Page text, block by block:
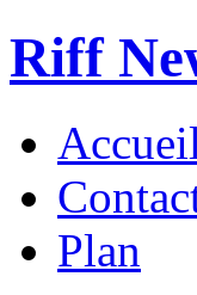
Riff
Plan